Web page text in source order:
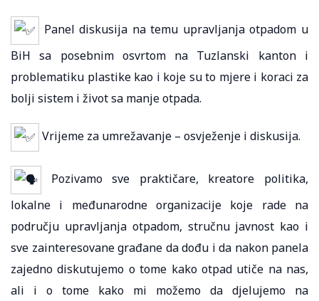
Panel diskusija na temu upravljanja otpadom u
BiH sa posebnim osvrtom na Tuzlanski kanton i
problematiku plastike kao i koje su to mjere i koraci za
bolji sistem i život sa manje otpada.
Vrijeme za umrežavanje – osvježenje i diskusija.
Pozivamo sve praktičare, kreatore politika,
lokalne i međunarodne organizacije koje rade na
području upravljanja otpadom, stručnu javnost kao i
sve zainteresovane građane da dođu i da nakon panela
zajedno diskutujemo o tome kako otpad utiče na nas,
ali i o tome kako mi možemo da djelujemo na